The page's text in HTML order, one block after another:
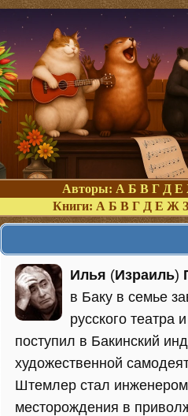
Авторы: А Б В Г Д Е
Книги: А Б В Г Д Е Ж З
Илья (Израиль)
в Баку в семье
русского театра
поступил в Бакинский
художественной
Штемлер стал
месторождения в